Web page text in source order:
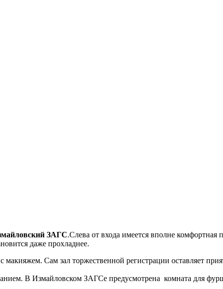
ЗАГС.Слева от входа имеется вполне комфортная
даже прохладнее.
Сам зал торжественной регистрации оставляет
В Измайловском ЗАГСе предусмотрена комната для